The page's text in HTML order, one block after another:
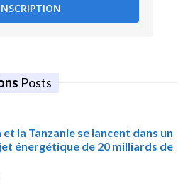
Posts
et la Tanzanie se lancent dans un
énergétique de 20 milliards de